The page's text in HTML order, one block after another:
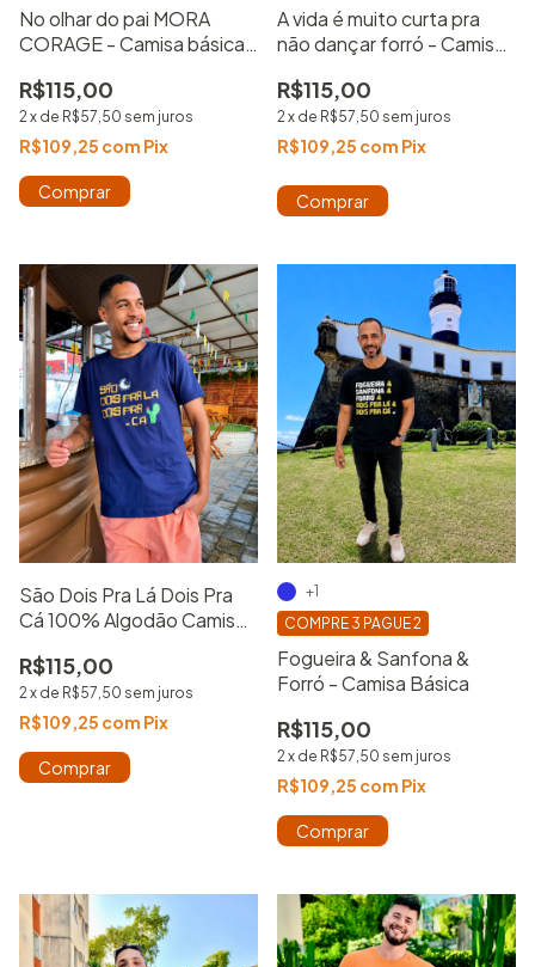
No olhar do pai MORA
CORAGE - Camisa básica -
R$115,00
2x de R$57,50 sem juros
R$109,25 com Pix
Comprar
A vida é muito curta pra
não dançar forró - Camisa
R$115,00
2x de R$57,50 sem juros
R$109,25 com Pix
Comprar
São Dois Pra Lá Dois Pra
Cá 100% Algodão Camisa
R$115,00
2 x de R$57,50 sem juros
R$109,25 com Pix
Comprar
Fogueira & Sanfona &
Forró - Camisa Básica
R$115,00
2 x de R$57,50 sem juros
COMPRE 3 PAGUE 2
R$109,25 com Pix
+1
Comprar